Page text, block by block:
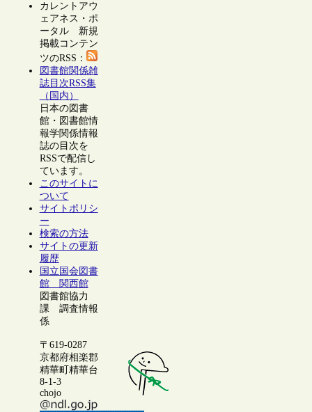
カレントアウ
ェアネス・ポ
ータル 新規
掲載コンテン
ツのRSS：
図書館関係雑
誌目次RSS集
（国内）
日本の図書
館・図書館情
報学関係情報
誌の目次を
RSSで配信し
ています。
このサイトに
ついて
サイトポリシ
ー
検索の方法
サイトの更新
履歴
国立国会図書
館 関西館
図書館協力
課 調査情報
係
〒619-0287
京都府相楽郡
精華町精華台
8-1-3
chojo